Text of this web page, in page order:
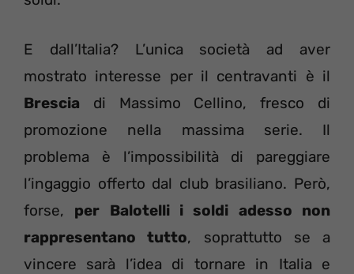
E dall’Italia? L’unica società ad aver
mostrato interesse per il centravanti è il
Brescia di Massimo Cellino, fresco di
promozione nella massima serie. Il
problema è l’impossibilità di pareggiare
l’ingaggio offerto dal club brasiliano. Però,
forse, per Balotelli i soldi adesso non
rappresentano tutto, soprattutto se a
vincere sarà l’idea di tornare in Italia e